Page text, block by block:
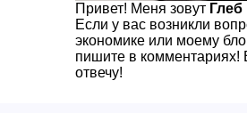
Привет! Меня зовут
Если у вас возникли
экономике или моему
пишите в комментариях!
отвечу!